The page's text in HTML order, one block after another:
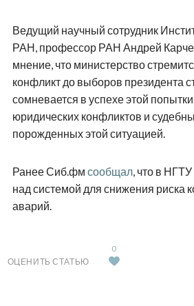
Ведущий научный сотрудник
РАН, профессор РАН Андрей
мнение, что министерство
конфликт до выборов президента
сомневается в успехе этой
юридических конфликтов и
порожденных этой ситуацией.
Ранее Сиб.фм сообщал, что в
над системой для снижения риска
аварий.
ОЦЕНИТЬ СТАТЬЮ
0